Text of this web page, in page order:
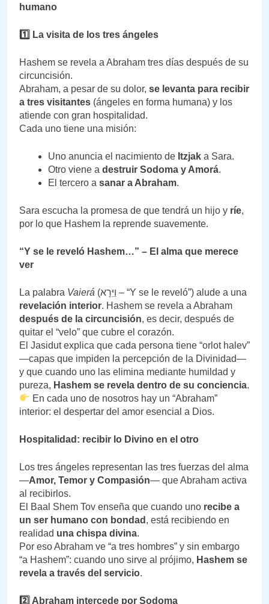
humano
1️ ⃣ La visita de los tres ángeles
Hashem se revela a Abraham tres días después de su
circuncisión.
Abraham, a pesar de su dolor, se levanta para recibir
a tres visitantes (ángeles en forma humana) y los
atiende con gran hospitalidad.
Cada uno tiene una misión:
Uno anuncia el nacimiento de Itzjak a Sara.
Otro viene a destruir Sodoma y Amorá.
El tercero a sanar a Abraham.
Sara escucha la promesa de que tendrá un hijo y ríe,
por lo que Hashem la reprende suavemente.
“Y se le reveló Hashem…” – El alma que merece
ver
La palabra Vaierá
(וַיֵּרָא – “Y se le reveló”) alude a una
revelación interior. Hashem se revela a Abraham
después de la circuncisión, es decir, después de
quitar el “velo” que cubre el corazón.
El Jasidut explica que cada persona tiene “orlot halev”
—capas que impiden la percepción de la Divinidad—
y que cuando uno las elimina mediante humildad y
pureza, Hashem se revela dentro de su conciencia.
En cada uno de nosotros hay un “Abraham”
interior: el despertar del amor esencial a Dios.
Hospitalidad: recibir lo Divino en el otro
Los tres ángeles representan las tres fuerzas del alma
—Amor, Temor y Compasión— que Abraham activa
al recibirlos.
El Baal Shem Tov enseña que cuando uno recibe a
un ser humano con bondad , está recibiendo en
realidad una chispa divina.
Por eso Abraham ve “a tres hombres” y sin embargo
“a Hashem”: cuando uno sirve al prójimo, Hashem se
revela a través del servicio.
2️ ⃣ Abraham intercede por Sodoma